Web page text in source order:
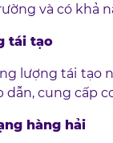
và có khả
tái tạo
lượng tái tạo
dẫn, cung cấp
hàng hải